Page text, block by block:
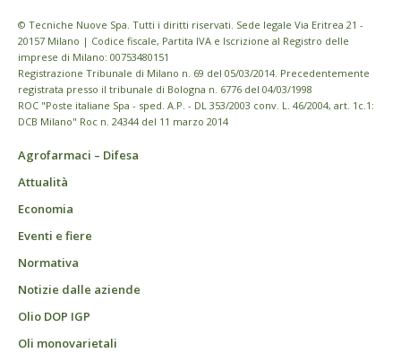
© Tecniche Nuove Spa. Tutti i diritti riservati. Sede legale Via Eritrea 21 -
20157 Milano | Codice fiscale, Partita IVA e Iscrizione al Registro delle
imprese di Milano: 00753480151
Registrazione Tribunale di Milano n. 69 del 05/03/2014. Precedentemente
registrata presso il tribunale di Bologna n. 6776 del 04/03/1998
ROC "Poste italiane Spa - sped. A.P. - DL 353/2003 conv. L. 46/2004, art. 1c.1:
DCB Milano" Roc n. 24344 del 11 marzo 2014
Agrofarmaci – Difesa
Attualità
Economia
Eventi e fiere
Normativa
Notizie dalle aziende
Olio DOP IGP
Oli monovarietali